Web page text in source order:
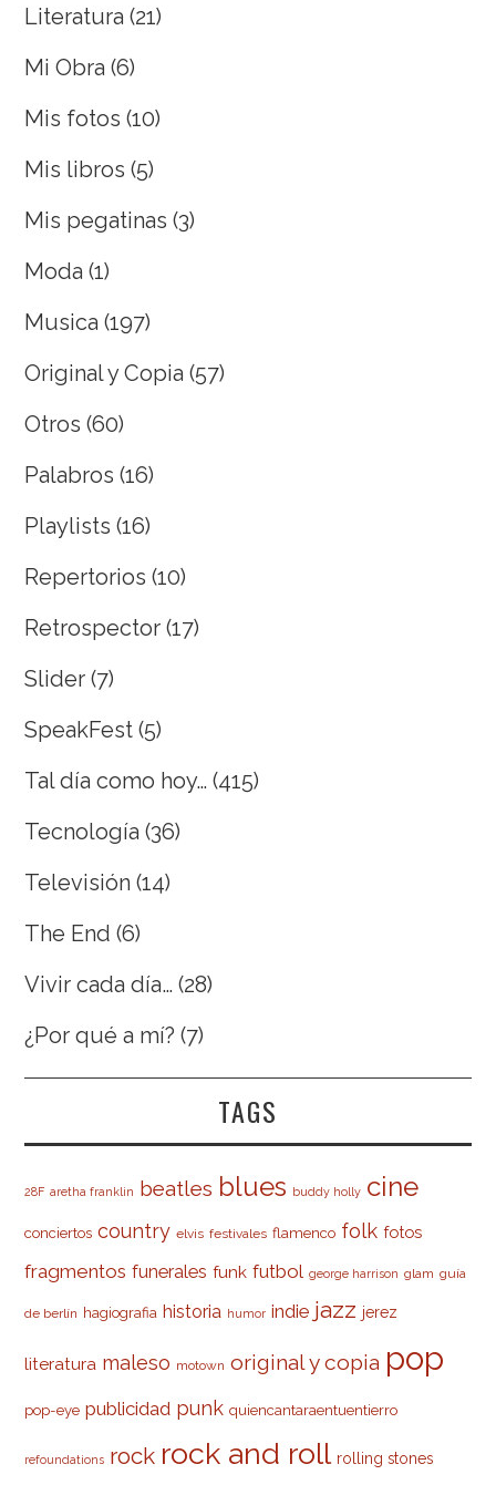
Literatura (21)
Mi Obra (6)
Mis fotos (10)
Mis libros (5)
Mis pegatinas (3)
Moda (1)
Musica (197)
Original y Copia (57)
Otros (60)
Palabros (16)
Playlists (16)
Repertorios (10)
Retrospector (17)
Slider (7)
SpeakFest (5)
Tal día como hoy… (415)
Tecnología (36)
Televisión (14)
The End (6)
Vivir cada día… (28)
¿Por qué a mí? (7)
TAGS
28F aretha franklin beatles blues buddy holly cine
conciertos country elvis festivales flamenco folk fotos
fragmentos funerales funk futbol george harrison glam guía
de berlín hagiografia historia humor indie jazz jerez
literatura maleso motown original y copia pop
pop-eye publicidad punk quiencantaraentuentierro
refoundations rock rock and roll rolling stones